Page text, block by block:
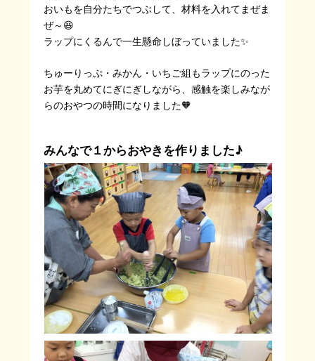
おいもを自分たちでつぶして、材料を入れてまぜま
ぜ～😆
ラップにくるんで一生懸命しぼっていました✨
ちゅーりっぷ・みかん・いちご組もラップにのった
お芋を丸めてにぎにぎしながら、感触を楽しみなが
らのおやつの時間になりました🧡
みんなで１からおやきを作りました♪